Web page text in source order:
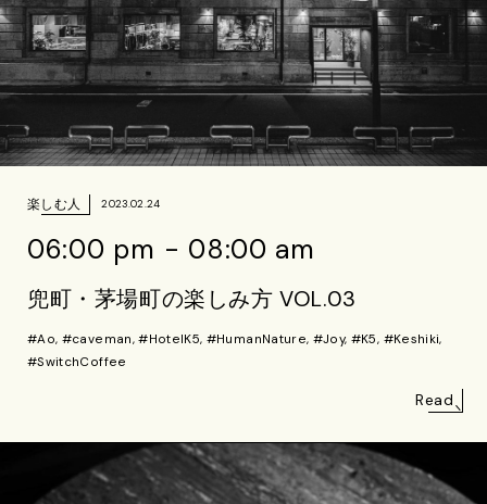
楽しむ人 2023.02.24
06:00 pm - 08:00 am
兜町・茅場町の楽しみ方 VOL.03
#Ao, #caveman, #HotelK5, #HumanNature, #Joy, #K5, #Keshiki,
#SwitchCoffee
Read